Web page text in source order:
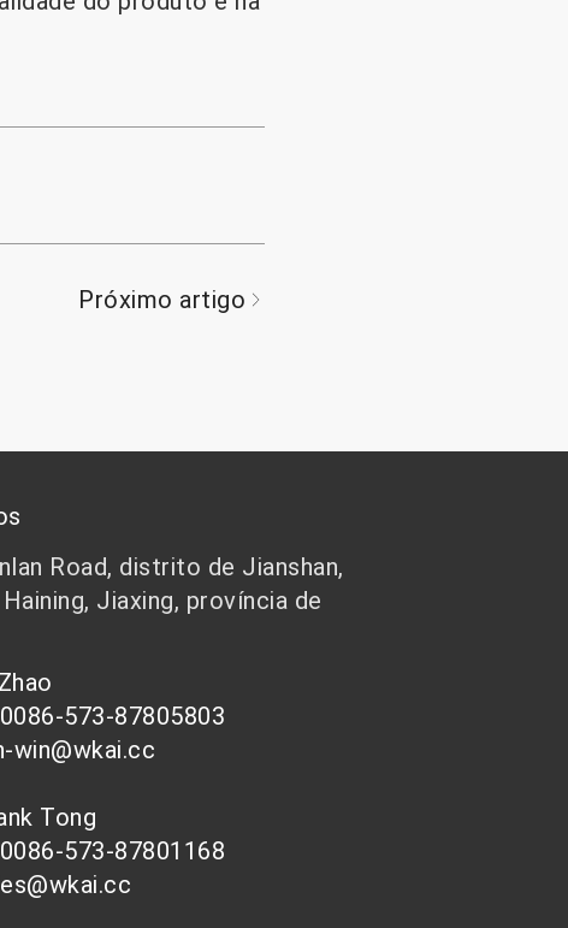
Próximo artigo
Road, distrito de Jianshan,
Jiaxing, província de
573-87805803
win@wkai.cc
Tong
573-87801168